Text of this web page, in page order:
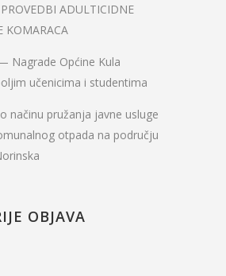
ADULTICIDNE
KOMARACA
Nagrade Općine Kula
učenicima i studentima
načinu pružanja javne usluge
otpada na području
OBJAVA